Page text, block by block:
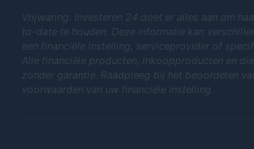
Vrijwaring: Investeren 24 doet er alles aan om
to-date te houden. Deze informatie kan
een financiële instelling, serviceprovider of
Alle financiële producten, inkoopproducten en
zonder garantie. Raadpleeg bij het beoordelen
voorwaarden van uw financiële instelling.